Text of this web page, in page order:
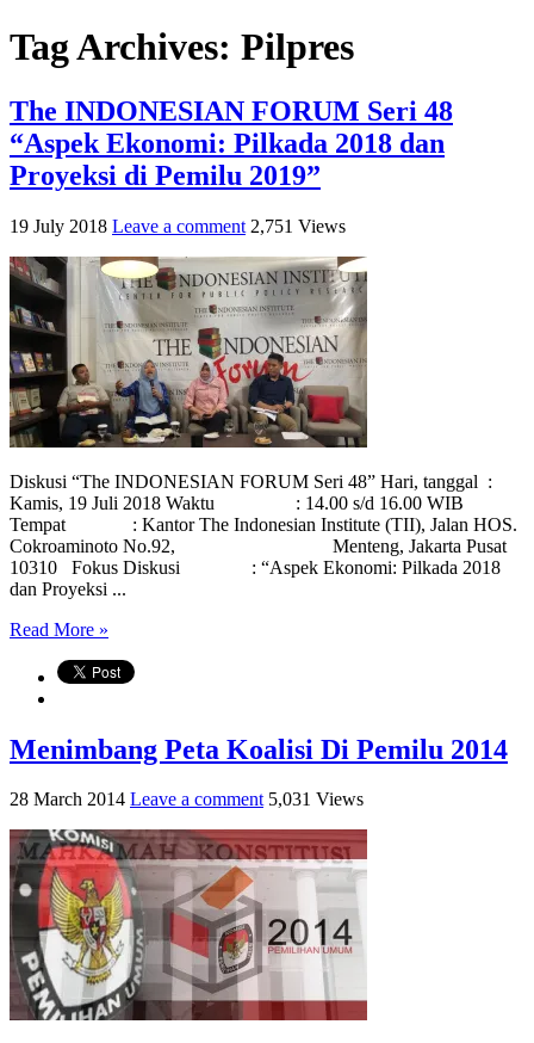
Tag Archives: Pilpres
The INDONESIAN FORUM Seri 48
“Aspek Ekonomi: Pilkada 2018 dan
Proyeksi di Pemilu 2019”
19 July 2018 Leave a comment 2,751 Views
Diskusi “The INDONESIAN FORUM Seri 48” Hari, tanggal :
Kamis, 19 Juli 2018 Waktu : 14.00 s/d 16.00 WIB
Tempat : Kantor The Indonesian Institute (TII), Jalan HOS.
Cokroaminoto No.92, Menteng, Jakarta Pusat
10310 Fokus Diskusi : “Aspek Ekonomi: Pilkada 2018
dan Proyeksi ...
Read More »
Menimbang Peta Koalisi Di Pemilu 2014
28 March 2014 Leave a comment 5,031 Views